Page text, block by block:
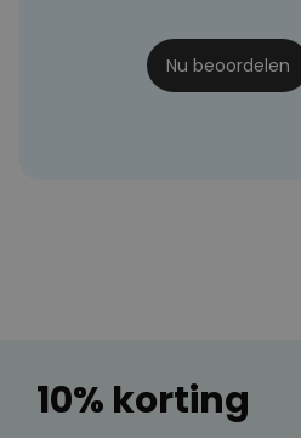
Nu beoordelen
10% korting